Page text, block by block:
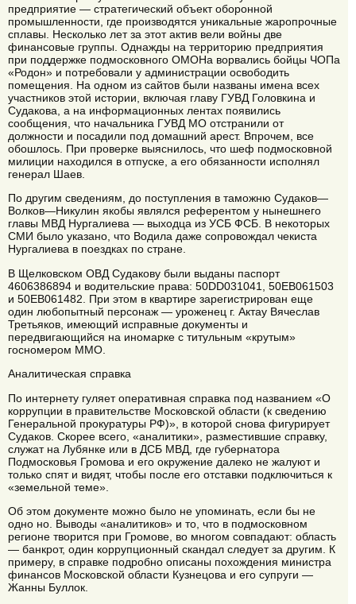
предприятие — стратегический объект оборонной
промышленности, где производятся уникальные жаропрочные
сплавы. Несколько лет за этот актив вели войны две
финансовые группы. Однажды на территорию предприятия
при поддержке подмосковного ОМОНа ворвались бойцы ЧОПа
«Родон» и потребовали у администрации освободить
помещения. На одном из сайтов были названы имена всех
участников этой истории, включая главу ГУВД Головкина и
Судакова, а на информационных лентах появились
сообщения, что начальника ГУВД МО отстранили от
должности и посадили под домашний арест. Впрочем, все
обошлось. При проверке выяснилось, что шеф подмосковной
милиции находился в отпуске, а его обязанности исполнял
генерал Шаев.
По другим сведениям, до поступления в таможню Судаков—
Волков—Никулин якобы являлся референтом у нынешнего
главы МВД Нургалиева — выходца из УСБ ФСБ. В некоторых
СМИ было указано, что Водила даже сопровождал чекиста
Нургалиева в поездках по стране.
В Щелковском ОВД Судакову были выданы паспорт
4606386894 и водительские права: 50DD031041, 50ЕВ061503
и 50ЕВ061482. При этом в квартире зарегистрирован еще
один любопытный персонаж — уроженец г. Актау Вячеслав
Третьяков, имеющий исправные документы и
передвигающийся на иномарке с титульным «крутым»
госномером ММО.
Аналитическая справка
По интернету гуляет оперативная справка под названием «О
коррупции в правительстве Московской области (к сведению
Генеральной прокуратуры РФ)», в которой снова фигурирует
Судаков. Скорее всего, «аналитики», разместившие справку,
служат на Лубянке или в ДСБ МВД, где губернатора
Подмосковья Громова и его окружение далеко не жалуют и
только спят и видят, чтобы после его отставки подключиться к
«земельной теме».
Об этом документе можно было не упоминать, если бы не
одно но. Выводы «аналитиков» и то, что в подмосковном
регионе творится при Громове, во многом совпадают: область
— банкрот, один коррупционный скандал следует за другим. К
примеру, в справке подробно описаны похождения министра
финансов Московской области Кузнецова и его супруги —
Жанны Буллок.